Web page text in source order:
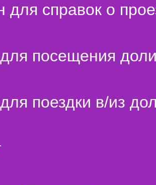
для справок о
посещения
поездки в/из